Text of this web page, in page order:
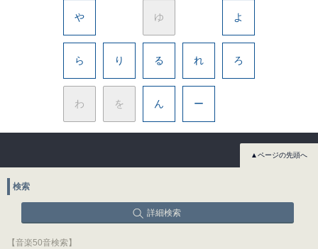
や ゆ よ
ら り る れ ろ
わ を ん ー
▲ページの先頭へ
検索
詳細検索
【音楽50音検索】